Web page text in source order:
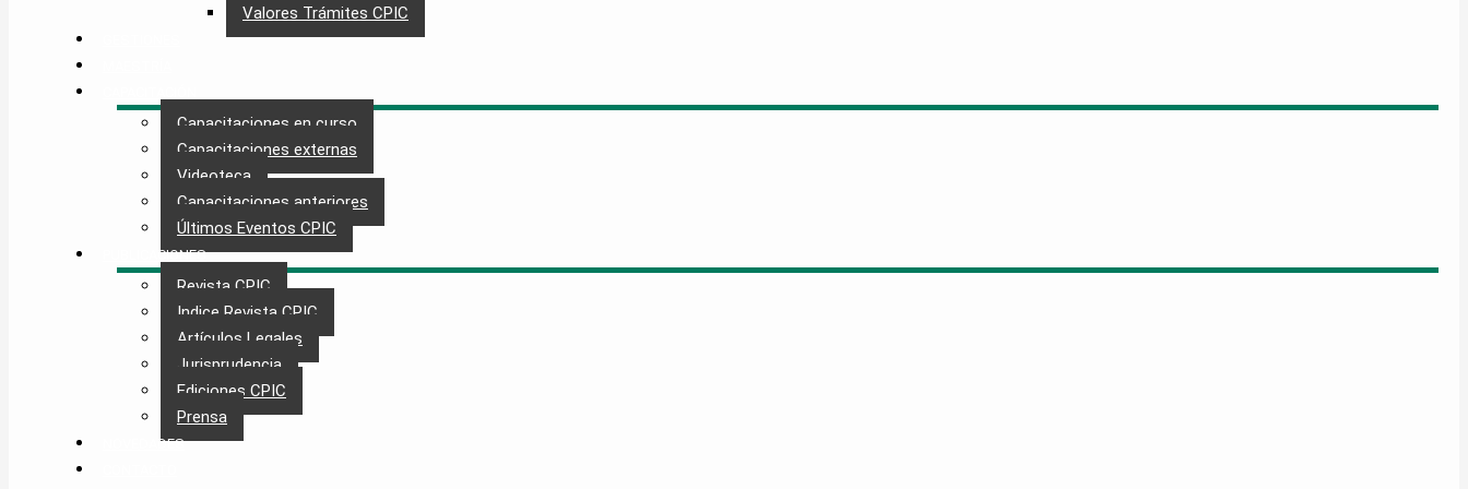
Valores Trámites CPIC
Capacitaciones en curso
Capacitaciones externas
Videoteca
Capacitaciones anteriores
Últimos Eventos CPIC
PUBLICACIONES
Revista CPIC
Indice Revista CPIC
Artículos Legales
Jurisprudencia
Ediciones CPIC
Prensa
NOVEDADES